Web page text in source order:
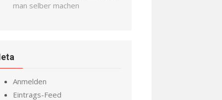
man selber machen
Anmelden
Eintrags-Feed